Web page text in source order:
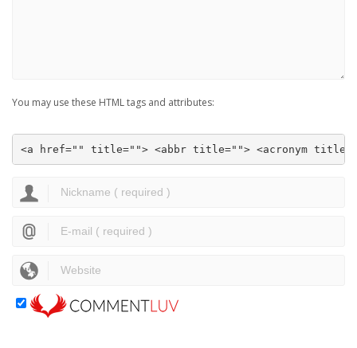
You may use these HTML tags and attributes:
<a href="" title=""> <abbr title=""> <acronym